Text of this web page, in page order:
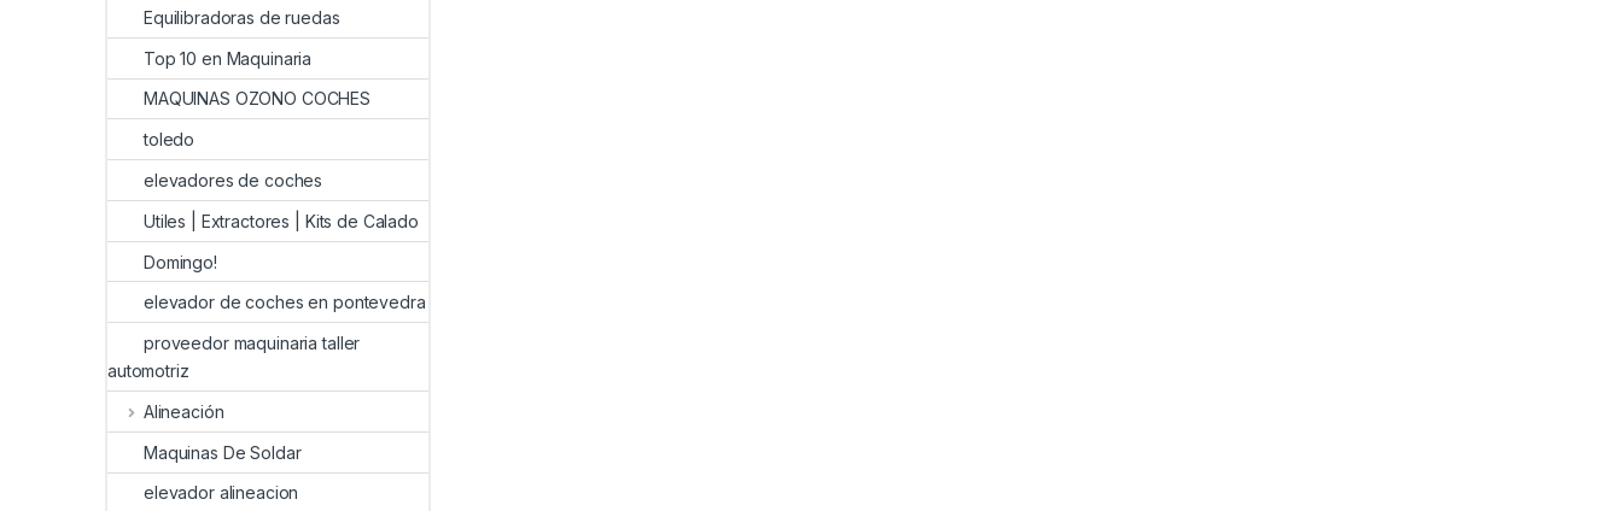
Equilibradoras de ruedas
Top 10 en Maquinaria
MAQUINAS OZONO COCHES
toledo
elevadores de coches
Utiles | Extractores | Kits de Calado
Domingo!
elevador de coches en pontevedra
proveedor maquinaria taller
automotriz
Alineación
Maquinas De Soldar
elevador alineacion